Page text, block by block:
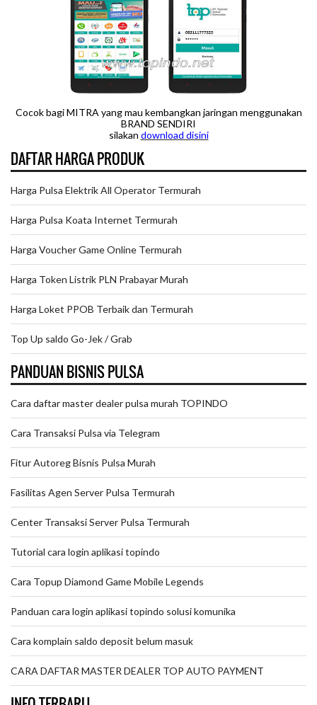
Cocok bagi MITRA yang mau kembangkan jaringan menggunakan
BRAND SENDIRI
silakan download disini
DAFTAR HARGA PRODUK
Harga Pulsa Elektrik All Operator Termurah
Harga Pulsa Koata Internet Termurah
Harga Voucher Game Online Termurah
Harga Token Listrik PLN Prabayar Murah
Harga Loket PPOB Terbaik dan Termurah
Top Up saldo Go-Jek / Grab
PANDUAN BISNIS PULSA
Cara daftar master dealer pulsa murah TOPINDO
Cara Transaksi Pulsa via Telegram
Fitur Autoreg Bisnis Pulsa Murah
Fasilitas Agen Server Pulsa Termurah
Center Transaksi Server Pulsa Termurah
Tutorial cara login aplikasi topindo
Cara Topup Diamond Game Mobile Legends
Panduan cara login aplikasi topindo solusi komunika
Cara komplain saldo deposit belum masuk
CARA DAFTAR MASTER DEALER TOP AUTO PAYMENT